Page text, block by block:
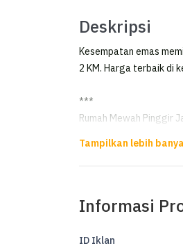
Deskripsi
Kesempatan emas
2 KM. Harga terbaik di
***
Rumah Mewah Pinggir
Rumah Pinggir Jalan
Informasi
ID Iklan